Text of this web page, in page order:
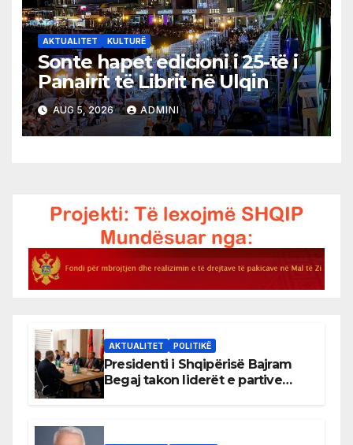
AKTUALITET KULTURË
Sonte hapet edicioni i 25-të i
Panairit të Librit në Ulqin
AUG 5, 2026 ADMINI
AKTUALITET POLITIKË
Presidenti i Shqipërisë Bajram
Begaj takon liderët e partive